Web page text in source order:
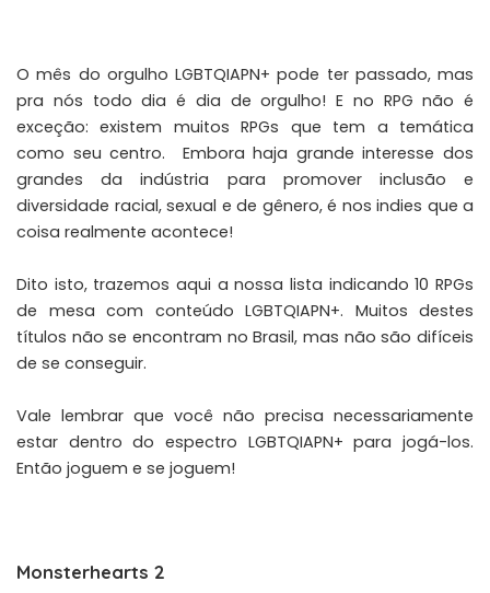
O mês do orgulho LGBTQIAPN+ pode ter passado, mas
pra nós todo dia é dia de orgulho! E no RPG não é
exceção: existem muitos RPGs que tem a temática
como seu centro. Embora haja grande interesse dos
grandes da indústria para promover inclusão e
diversidade racial, sexual e de gênero, é nos indies que a
coisa realmente acontece!
Dito isto, trazemos aqui a nossa lista indicando 10 RPGs
de mesa com conteúdo LGBTQIAPN+. Muitos destes
títulos não se encontram no Brasil, mas não são difíceis
de se conseguir.
Vale lembrar que você não precisa necessariamente
estar dentro do espectro LGBTQIAPN+ para jogá-los.
Então joguem e se joguem!
Monsterhearts 2